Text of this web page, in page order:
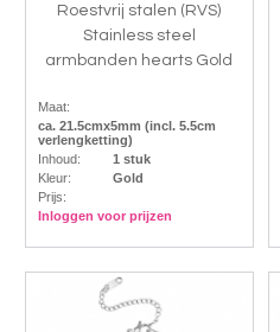
Roestvrij stalen (RVS)
Stainless steel
armbanden hearts Gold
Maat:
ca. 21.5cmx5mm (incl. 5.5cm
verlengketting)
Inhoud:
1 stuk
Kleur:
Gold
Prijs:
Inloggen voor prijzen